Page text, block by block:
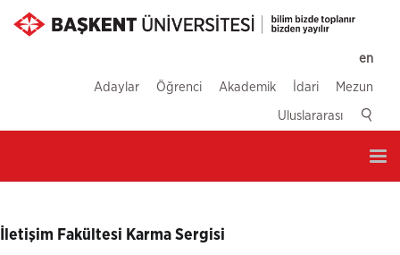
en
Adaylar Öğrenci Akademik İdari Mezun
Uluslararası
İletişim Fakültesi Karma Sergisi